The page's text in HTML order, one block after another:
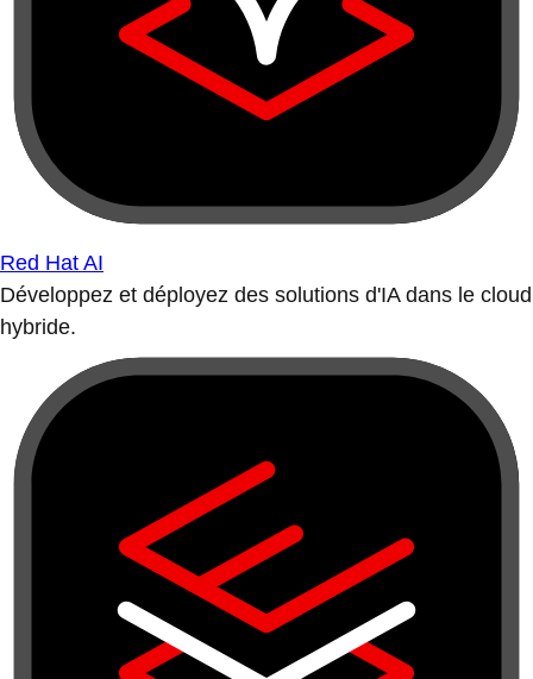
Red Hat AI
Développez et déployez des solutions d'IA dans le cloud
hybride.